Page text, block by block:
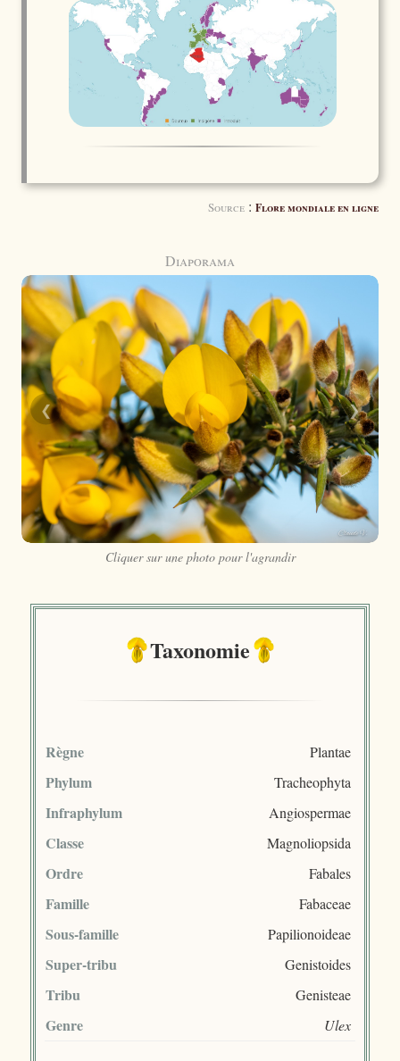
Source : Flore mondiale en ligne
Diaporama
❮ ❯
Cliquer sur une photo pour l'agrandir
Taxonomie
Règne Plantae
Phylum Tracheophyta
Infraphylum Angiospermae
Classe Magnoliopsida
Ordre Fabales
Famille Fabaceae
Sous-famille Papilionoideae
Super-tribu Genistoides
Tribu Genisteae
Genre Ulex